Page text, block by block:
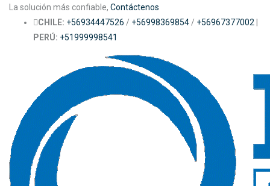
SkipLa solución más confiable, Contáctenos
CHILE: +56934447526 / +56998369854 / +56967377002
PERÚ: +51999998541